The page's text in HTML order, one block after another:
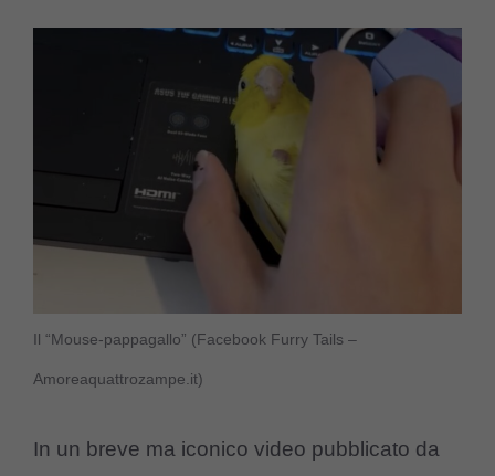
Il “Mouse-pappagallo” (Facebook Furry Tails –
Amoreaquattrozampe.it)
In un breve ma iconico video pubblicato da